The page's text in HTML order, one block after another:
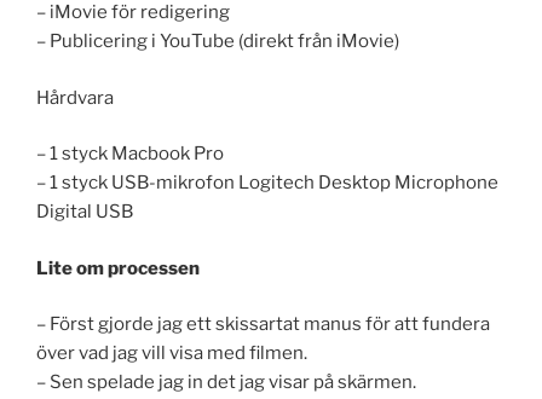
– iMovie för redigering
– Publicering i YouTube (direkt från iMovie)
Hårdvara
– 1 styck Macbook Pro
– 1 styck USB-mikrofon Logitech Desktop Microphone
Digital USB
Lite om processen
– Först gjorde jag ett skissartat manus för att fundera
över vad jag vill visa med filmen.
– Sen spelade jag in det jag visar på skärmen.